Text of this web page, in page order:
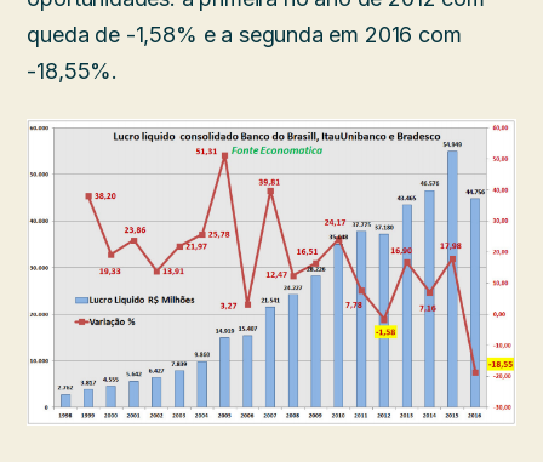
queda de -1,58% e a segunda em 2016 com
-18,55%.